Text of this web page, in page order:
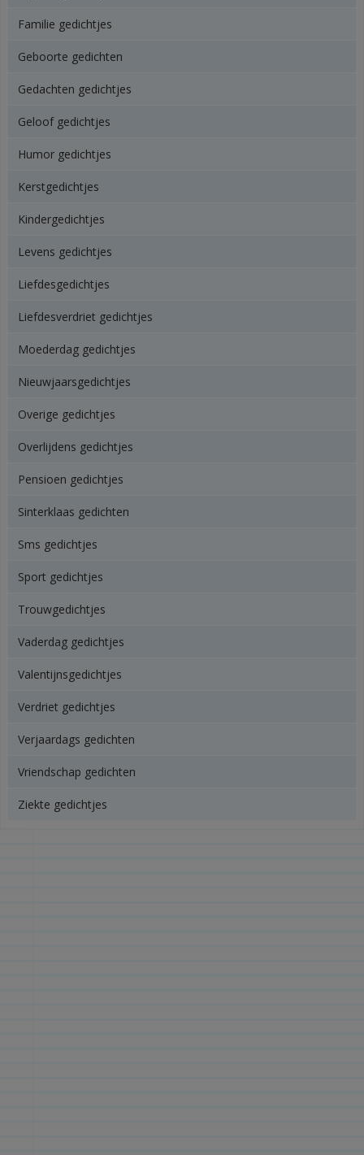
Familie gedichtjes
Geboorte gedichten
Gedachten gedichtjes
Geloof gedichtjes
Humor gedichtjes
Kerstgedichtjes
Kindergedichtjes
Levens gedichtjes
Liefdesgedichtjes
Liefdesverdriet gedichtjes
Moederdag gedichtjes
Nieuwjaarsgedichtjes
Overige gedichtjes
Overlijdens gedichtjes
Pensioen gedichtjes
Sinterklaas gedichten
Sms gedichtjes
Sport gedichtjes
Trouwgedichtjes
Vaderdag gedichtjes
Valentijnsgedichtjes
Verdriet gedichtjes
Verjaardags gedichten
Vriendschap gedichten
Ziekte gedichtjes